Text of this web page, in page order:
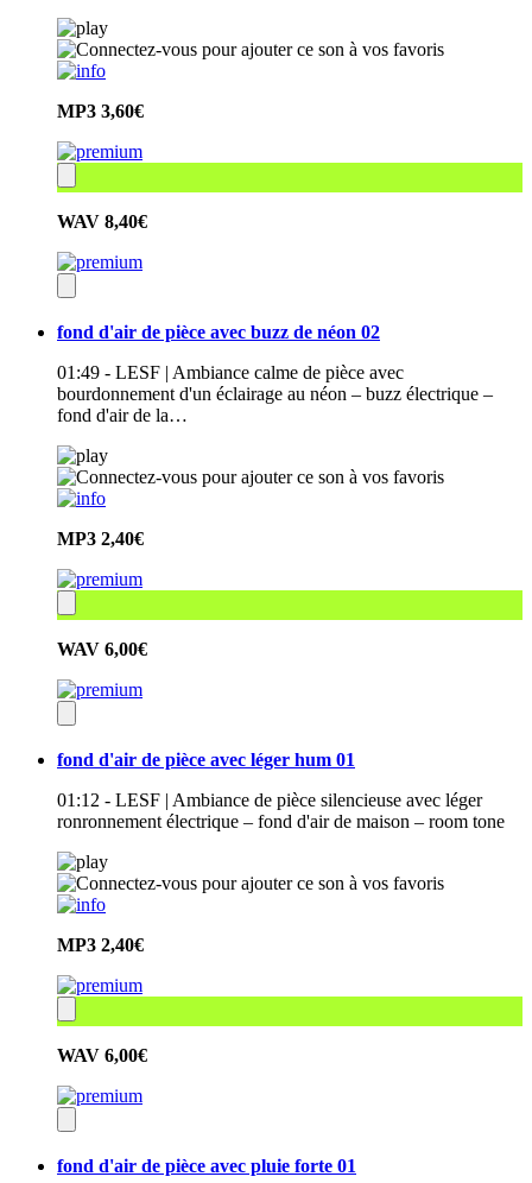
MP3 3,60€
WAV 8,40€
fond d'air de pièce avec buzz de néon 02
01:49 - LESF | Ambiance calme de pièce avec
bourdonnement d'un éclairage au néon – buzz électrique –
fond d'air de la…
MP3 2,40€
WAV 6,00€
fond d'air de pièce avec léger hum 01
01:12 - LESF | Ambiance de pièce silencieuse avec léger
ronronnement électrique – fond d'air de maison – room tone
MP3 2,40€
WAV 6,00€
fond d'air de pièce avec pluie forte 01